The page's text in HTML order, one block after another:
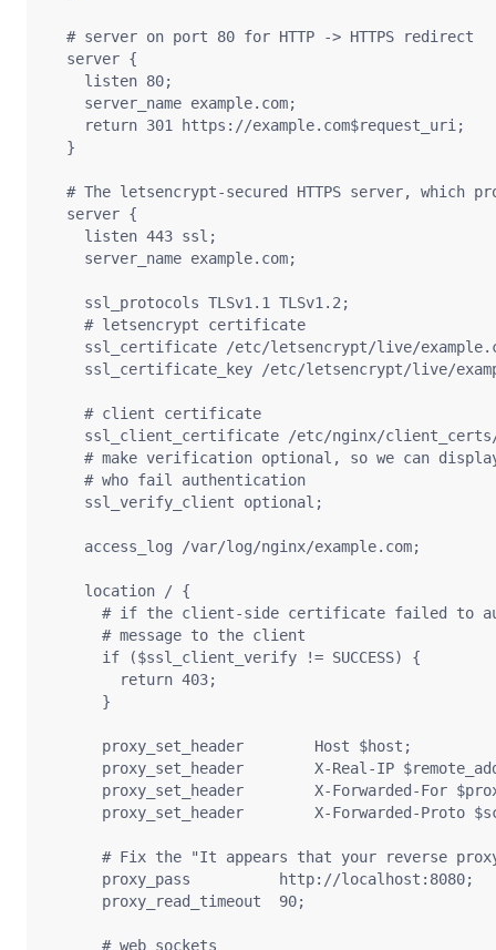
  # server on port 80 for HTTP -> HTTPS redirect
  server {
    listen 80;
    server_name example.com;
    return 301 https://example.com$request_uri;
  }
# The letsencrypt-secured HTTPS server, which
  server {
    listen 443 ssl;
    server_name example.com;
    ssl_protocols TLSv1.1 TLSv1.2;
    # letsencrypt certificate
ssl_certificate /etc/letsencrypt/live/
ssl_certificate_key /etc/letsencrypt/live/
    # client certificate
ssl_client_certificate /etc/nginx/
# make verification optional, so we can
    # who fail authentication
    ssl_verify_client optional;
    access_log /var/log/nginx/example.com;
    location / {
# if the client-side certificate failed to
      # message to the client
      if ($ssl_client_verify != SUCCESS) {
        return 403;
      }
      proxy_set_header        Host $host;
proxy_set_header        X-Real-IP
proxy_set_header        X-Forwarded-For
proxy_set_header        X-Forwarded-Proto
# Fix the "It appears that your reverse
      proxy_pass          http://localhost:8080;
      proxy_read_timeout  90;
      # web sockets